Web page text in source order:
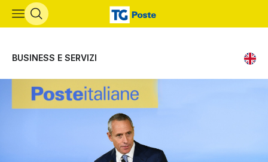
Vai al contenuto principale
BUSINESS E SERVIZI